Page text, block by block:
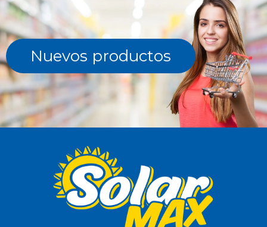
Nuevos productos